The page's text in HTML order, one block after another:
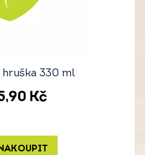
hruška 330 ml
Kč